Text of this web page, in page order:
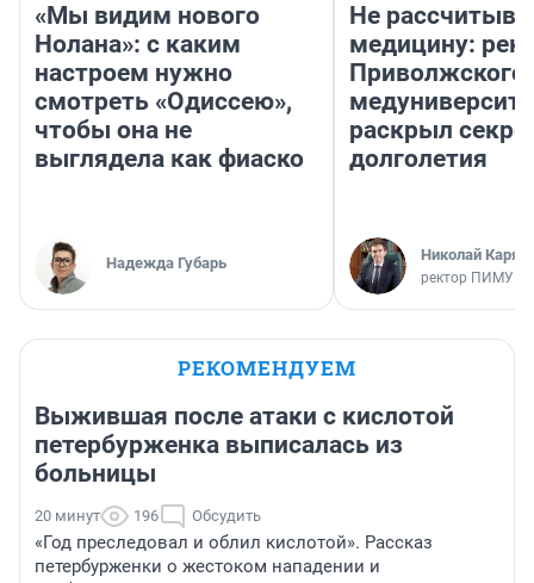
«Мы видим нового
Нолана»: с каким
настроем нужно
смотреть «Одиссею»,
чтобы она не
выглядела как фиаско
Надежда Губарь
Не
медицину:
Приволжского
раскрыл
долголетия
Николай
ректор ПИМУ
РЕКОМЕНДУЕМ
Выжившая после атаки с кислотой
петербурженка выписалась из
больницы
20 минут 196 Обсудить
«Год преследовал и облил кислотой». Рассказ
петербурженки о жестоком нападении и